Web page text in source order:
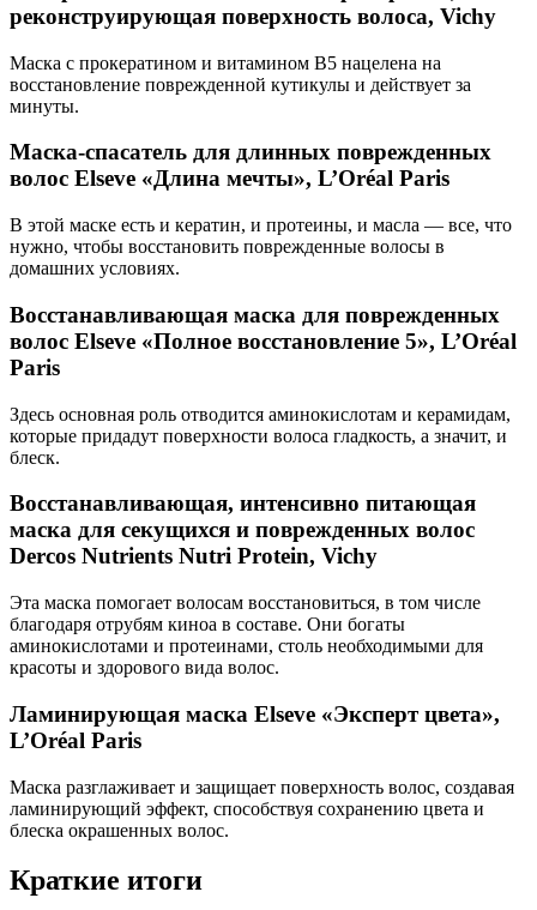
реконструирующая поверхность волоса, Vichy
Маска с прокератином и витамином B5 нацелена на
восстановление поврежденной кутикулы и действует за
минуты.
Маска-спасатель для длинных поврежденных
волос Elseve «Длина мечты», L’Oréal Paris
В этой маске есть и кератин, и протеины, и масла — все, что
нужно, чтобы восстановить поврежденные волосы в
домашних условиях.
Восстанавливающая маска для поврежденных
волос Elseve «Полное восстановление 5», L’Oréal
Paris
Здесь основная роль отводится аминокислотам и керамидам,
которые придадут поверхности волоса гладкость, а значит, и
блеск.
Восстанавливающая, интенсивно питающая
маска для секущихся и поврежденных волос
Dercos Nutrients Nutri Protein, Vichy
Эта маска помогает волосам восстановиться, в том числе
благодаря отрубям киноа в составе. Они богаты
аминокислотами и протеинами, столь необходимыми для
красоты и здорового вида волос.
Ламинирующая маска Elseve «Эксперт цвета»,
L’Oréal Paris
Маска разглаживает и защищает поверхность волос, создавая
ламинирующий эффект, способствуя сохранению цвета и
блеска окрашенных волос.
Краткие итоги